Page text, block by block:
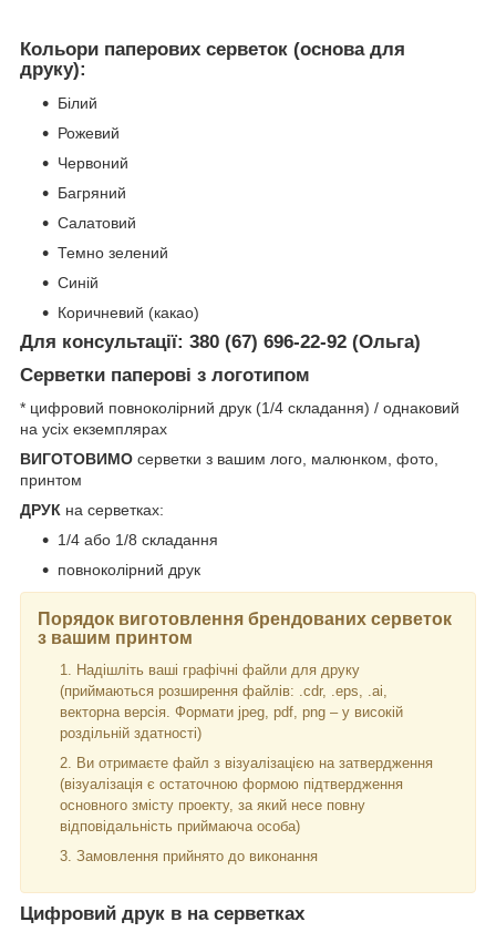
Кольори паперових серветок (основа для
друку):
Білий
Рожевий
Червоний
Багряний
Салатовий
Темно зелений
Синій
Коричневий (какао)
Для консультації: 380 (67) 696-22-92 (Ольга)
Серветки паперові з логотипом
* цифровий повноколірний друк (1/4 складання) / однаковий
на усіх екземплярах
ВИГОТОВИМО серветки з вашим лого, малюнком, фото,
принтом
ДРУК на серветках:
1/4 або 1/8 складання
повноколірний друк
Порядок виготовлення брендованих серветок
з вашим принтом
Надішліть ваші графічні файли для друку
(приймаються розширення файлів: .cdr, .eps, .ai,
векторна версія. Формати jpeg, pdf, png – у високій
роздільній здатності)
Ви отримаєте файл з візуалізацією на затвердження
(візуалізація є остаточною формою підтвердження
основного змісту проекту, за який несе повну
відповідальність приймаюча особа)
Замовлення прийнято до виконання
Цифровий друк в на серветках